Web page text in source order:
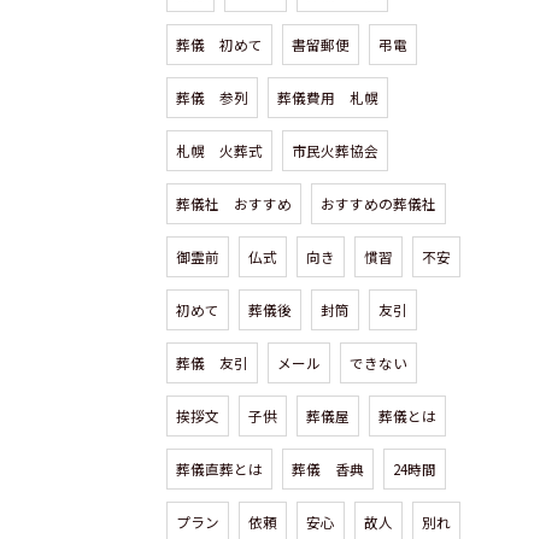
葬儀 初めて 書留郵便 弔電
葬儀 参列 葬儀費用 札幌
札幌 火葬式 市民火葬協会
葬儀社 おすすめ おすすめの葬儀社
御霊前 仏式 向き 慣習 不安
初めて 葬儀後 封筒 友引
葬儀 友引 メール できない
挨拶文 子供 葬儀屋 葬儀とは
葬儀直葬とは 葬儀 香典 24時間
プラン 依頼 安心 故人 別れ